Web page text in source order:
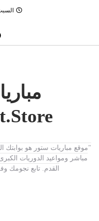
السبت 8
"موقع مباريات ستور هو بوابتك
مباشر ومواعيد الدوريات
القدم. تابع نجومك